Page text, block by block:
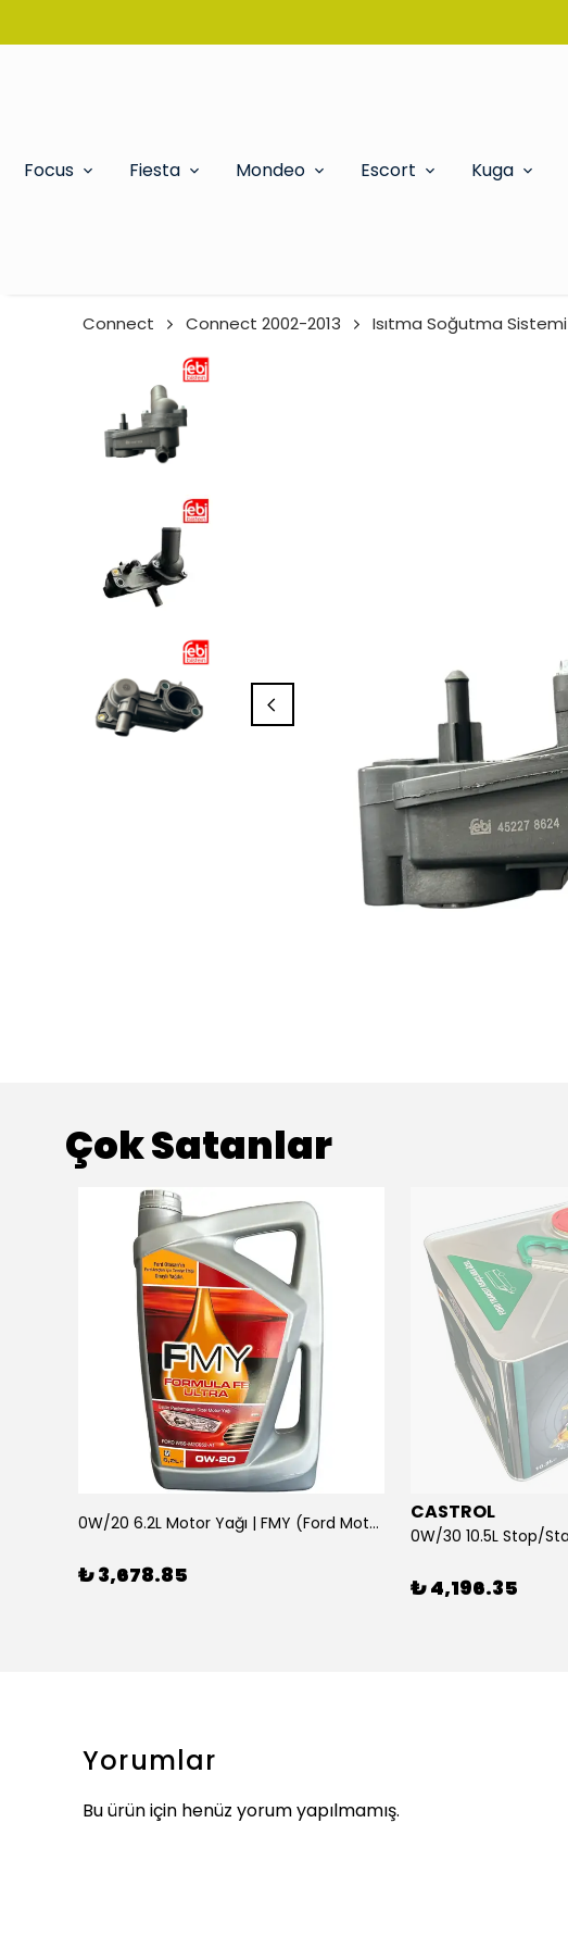
Focus Fiesta Mondeo Escort Kuga
Connect Connect 2002-2013 Isıtma Soğutma Sistemi
Çok Satanlar
0W/20 6.2L Motor Yağı | FMY (Ford Motor Yağları)
₺ 3,678.85
CASTROL
₺ 4,196.35
Yorumlar
Bu ürün için henüz yorum yapılmamış.